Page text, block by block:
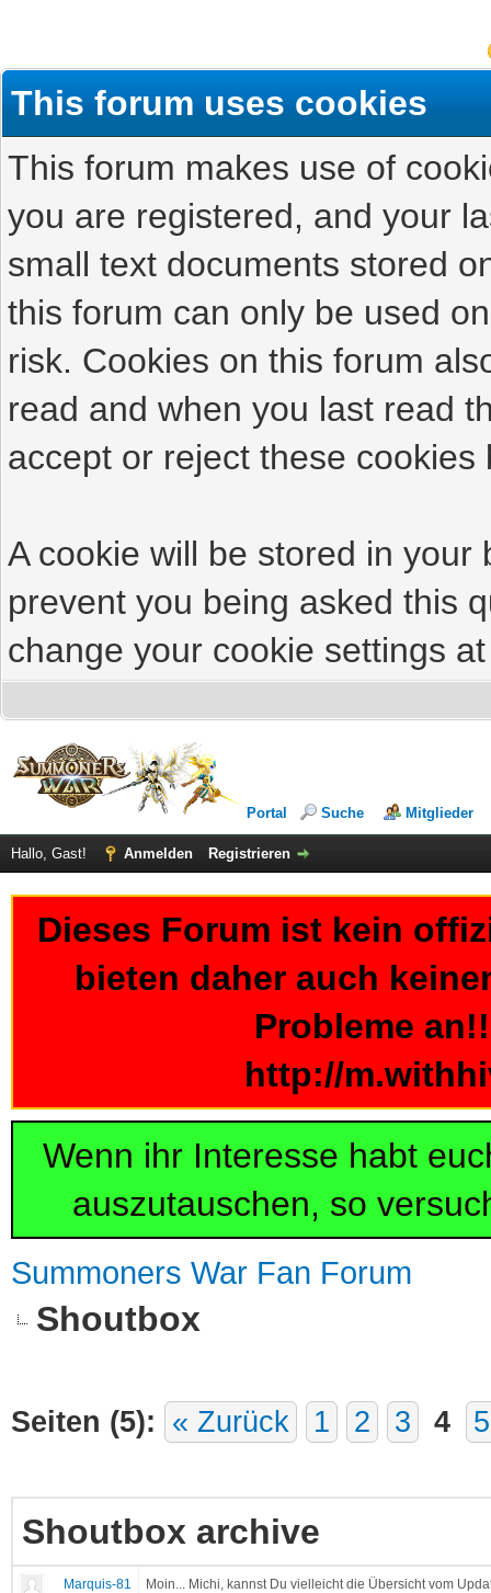
This forum uses cookies
This forum makes use of
you are registered, and your
small text documents stored
this forum can only be used
risk. Cookies on this forum
read and when you last read
accept or reject these cookies
A cookie will be stored in
prevent you being asked this
change your cookie settings
Portal Suche Mitglieder
Hallo, Gast! Anmelden Registrieren
Dieses Forum ist kein
bieten daher auch
Probleme
http://
Wenn ihr Interesse habt
auszutauschen, so
Summoners War Fan Forum
Shoutbox
Seiten (5): « Zurück 1 2 3 4 5
Shoutbox archive
Marquis-81
Moin... Michi, kannst Du vielleicht die Übersicht vom